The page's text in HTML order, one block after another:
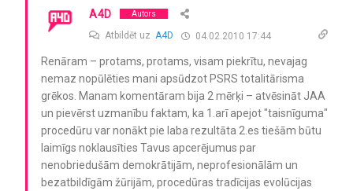
A4D Autors
Atbildēt uz A4D 04.02.2010 17:44
Renāram – protams, protams, visam piekrītu, nevajag
nemaz nopūlēties mani apsūdzot PSRS totalitārisma
grēkos. Manam komentāram bija 2 mērķi – atvēsināt JAA
un pievērst uzmanību faktam, ka 1.arī apejot "taisnīguma"
procedūru var nonākt pie laba rezultāta 2.es tiešām būtu
laimīgs noklausīties Tavus apcerējumus par
nenobriedušām demokrātijām, neprofesionālām un
bezatbildīgām žūrijām, procedūras tradīcijas evolūcijas